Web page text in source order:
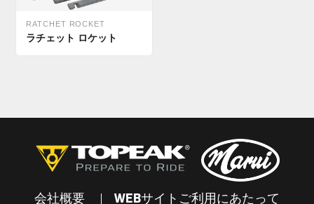
RATCHET ROCKET
ラチェット ロケット
会社概要 WEBサイトご利用にあたって